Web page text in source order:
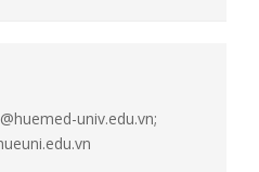
univ.edu.vn;